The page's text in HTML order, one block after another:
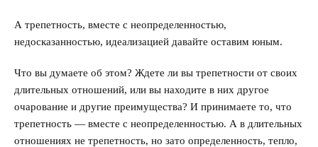
А трепетность, вместе с неопределенностью,
недосказанностью, идеализацией давайте оставим юным.
Что вы думаете об этом? Ждете ли вы трепетности от своих
длительных отношений, или вы находите в них другое
очарование и другие преимущества? И принимаете то, что
трепетность — вместе с неопределенностью. А в длительных
отношениях не трепетность, но зато определенность, тепло,